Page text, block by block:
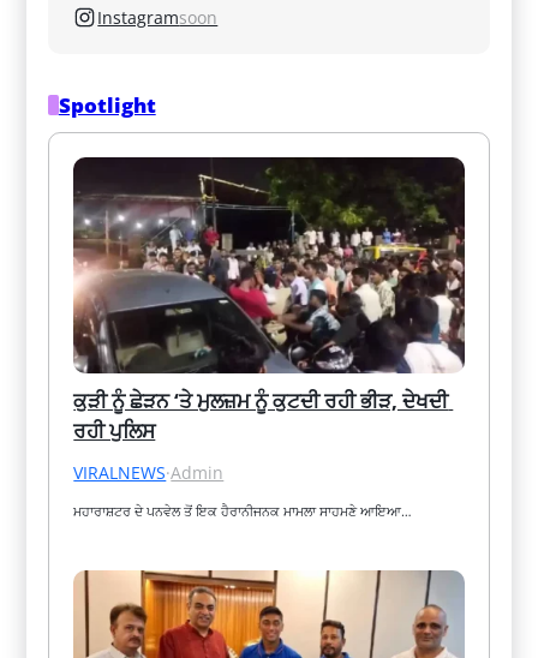
Instagramsoon
Spotlight
ਕੁੜੀ ਨੂੰ ਛੇੜਨ ‘ਤੇ ਮੁਲਜ਼ਮ ਨੂੰ ਕੁਟਦੀ ਰਹੀ ਭੀੜ, ਦੇਖਦੀ
ਰਹੀ ਪੁਲਿਸ
VIRALNEWS·Admin
ਮਹਾਰਾਸ਼ਟਰ ਦੇ ਪਨਵੇਲ ਤੋਂ ਇਕ ਹੈਰਾਨੀਜਨਕ ਮਾਮਲਾ ਸਾਹਮਣੇ ਆਇਆ…